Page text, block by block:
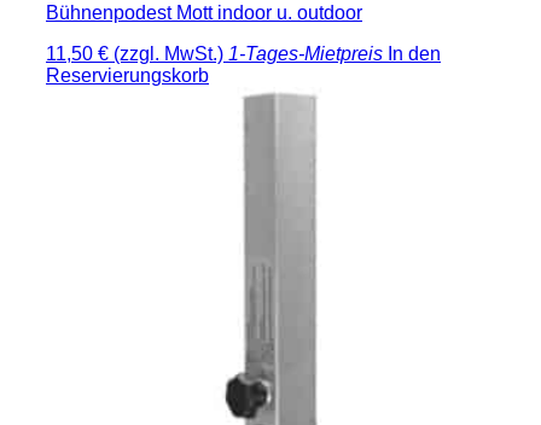
Bühnenpodest Mott indoor u. outdoor
11,50 € (zzgl. MwSt.) 1-Tages-Mietpreis In den
Reservierungskorb